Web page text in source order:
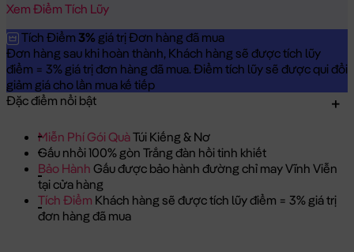
Xem Điểm Tích Lũy
Tích Điểm 3% giá trị Đơn hàng đã mua
Đơn hàng sau khi hoàn thành, Khách hàng sẽ được tích lũy
điểm = 3% giá trị đơn hàng đã mua. Điểm tích lũy sẽ được qui đổi
giảm giá cho lần mua kế tiếp
Đặc điểm nổi bật
Miễn Phí Gói QuàTúi Kiếng & Nơ
Gấu nhồi 100% gòn Trắng đàn hồi tinh khiết
Bảo Hành Gấu được bảo hành đường chỉ may Vĩnh Viễn
tại cửa hàng
Tích Điểm Khách hàng sẽ được tích lũy điểm = 3% giá trị
đơn hàng đã mua